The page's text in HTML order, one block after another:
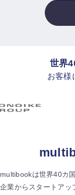
世界
お客様
multibookは世界40カ
企業からスタートアッ